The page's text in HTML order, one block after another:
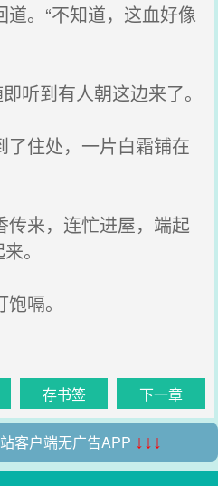
。“不知道，这血好像
听到有人朝这边来了。
住处，一片白霜铺在
来，连忙进屋，端起
。
嗝。
存书签 下一章
客户端无广告APP ↓↓↓